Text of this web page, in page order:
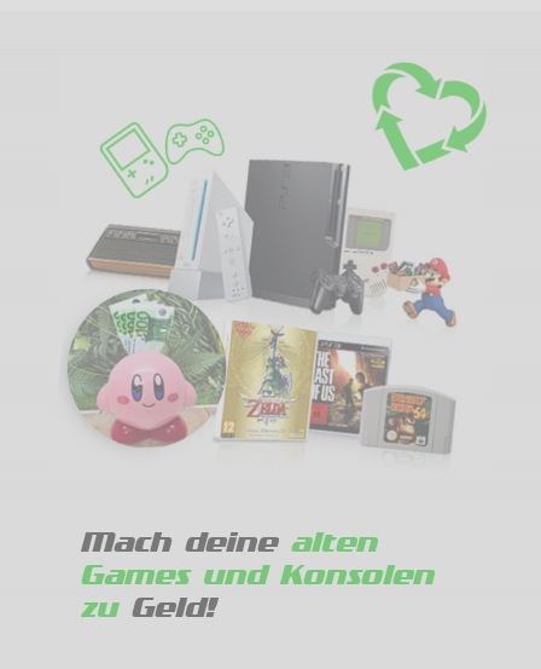
Mach deine alten
Games und Konsolen
zuGeld!